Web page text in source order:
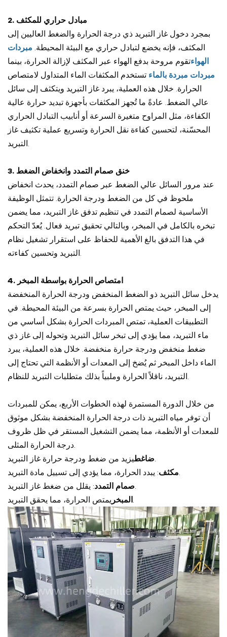
2. مبادل حراري للمكثف
بمجرد دخول غاز التبريد ذي درجة الحرارة والضغط العاليين إلى
المكثف، فإنه يخضع لتبادل حراري مع البيئة المحيطة. مبردات
الهواءتقوم مروحة بدفع الهواء عبر المكثف لإزالة الحرارة، بينما
مبردات مبردة بالماء تستخدم المكثفات الماء المتداول لامتصاص
الحرارة. خلال هذه العملية، يبرد غاز التبريد ويتكثف إلى سائل
عالي الضغط. عادةً ما تُجهز المكثفات بأجهزة تبديد حرارة عالية
الكفاءة، مثل المراوح متغيرة السرعة أو أنابيب التبادل الحراري
المحسّنة، لتحسين كفاءة نقل الحرارة وتسريع عملية تكثيف غاز
3. خنق صمام التمدد وانخفاض الضغط
عند مرور السائل عالي الضغط عبر صمام التمدد، يحدث انخفاض
ملحوظ في كل من الضغط ودرجة الحرارة. تتمثل الوظيفة
الأساسية لصمام التمدد في تنظيم تدفق غاز التبريد، مما يضمن
تبخره بالكامل في المبخر، وبالتالي تحقيق تبريد فعال. يُعدّ التحكم
في هذا التدفق بالغ الأهمية للحفاظ على استقرار تشغيل نظام
4. امتصاص الحرارة بواسطة المبخر
يدخل سائل التبريد ذو الضغط المنخفض ودرجة الحرارة المنخفضة
إلى المبخر، حيث يمتص الحرارة بسرعة من البيئة المحيطة. في
التطبيقات العملية، تمتص المبردات الحرارة بشكل أساسي من
ماء التبريد، مما يؤدي إلى تبخر سائل التبريد وتحوله إلى غاز ذي
ضغط منخفض ودرجة حرارة منخفضة. خلال هذه العملية، يبرد
الماء داخل المبخر ثم يُضخ إلى المعدات أو الأنظمة التي تحتاج إلى
من خلال الدورة المستمرة لهذه الخطوات الأربع، يمكن للمبردات
أن توفر مياه التبريد ذات درجة الحرارة المنخفضة بشكل موثوق
للمعدات أو الأنظمة، مما يضمن التشغيل المستقر في ظل ظروف
ضاغط
مكثف
صمام التمدد
المبخر